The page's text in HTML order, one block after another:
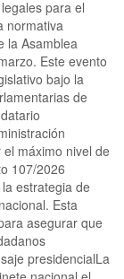
para el
normativa
la Asamblea
Este evento
bajo la
de
máximo nivel de
107/2026
estrategia de
Esta
asegurar que
presidencialLa